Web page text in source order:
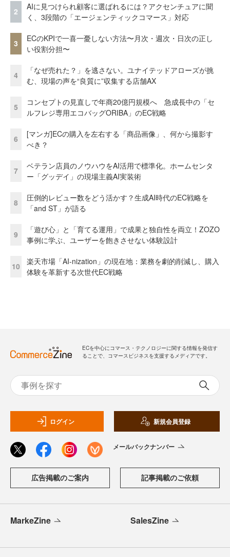
2
AIに見つけられ顧客に選ばれるには？アクセンチュアに聞
く、3段階の「エージェンティックコマース」対応
3
ECのKPIで一喜一憂しない方法〜月次・週次・日次の正し
い役割分担〜
4
「なぜ売れた？」を逃さない。ユナイテッドアローズが挑
む、現場の声を“良質に”収集する店舗AX
5
コンセプトの見直しで年商20億円規模へ 急成長中の「セ
ルフレジ専用エコバッグORIBA」のEC戦略
6
[マンガ]ECの購入を左右する「商品画像」、何から撮影す
べき？
7
ベテラン店員のノウハウをAI活用で標準化。ホームセンタ
ー「グッデイ」の現場主義AI実装術
8
圧倒的レビュー数をどう活かす？生成AI時代のEC戦略を
「and ST」が語る
9
「遊び心」と「育てる運用」で成果と独自性を両立！ZOZO
事例に学ぶ、ユーザーを飽きさせない体験設計
10
楽天市場「AI-nization」の現在地：業務を劇的削減し、購入
体験を革新する次世代EC戦略
ECを中心にコマース・テクノロジーに関する情報を発信す
ることで、コマースビジネスを支援するメディアです。
ログイン 新規会員登録
メールバックナンバー
広告掲載のご案内 記事掲載のご依頼
MarkeZine SalesZine